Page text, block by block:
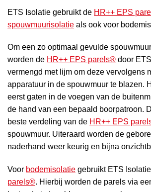
ETS Isolatie gebruikt de HR++ EPS
spouwmuurisolatie als ook voor
Om een zo optimaal gevulde
worden de HR++ EPS parels® door
vermengd met lijm om deze vervolgens
apparatuur in de spouwmuur te blazen.
eerst gaten in de voegen van de
de hand van een bepaald boorpatroon.
beste verdeling van de HR++ EPS
spouwmuur. Uiteraard worden de
naderhand weer keurig en bijna
Voor bodemisolatie gebruikt ETS
parels®. Hierbij worden de parels via